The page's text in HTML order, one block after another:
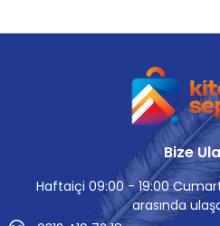
Bize
Haftaiçi 09:00 - 19:00
arasında